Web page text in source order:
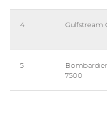
4 Gulfstream
5
7500